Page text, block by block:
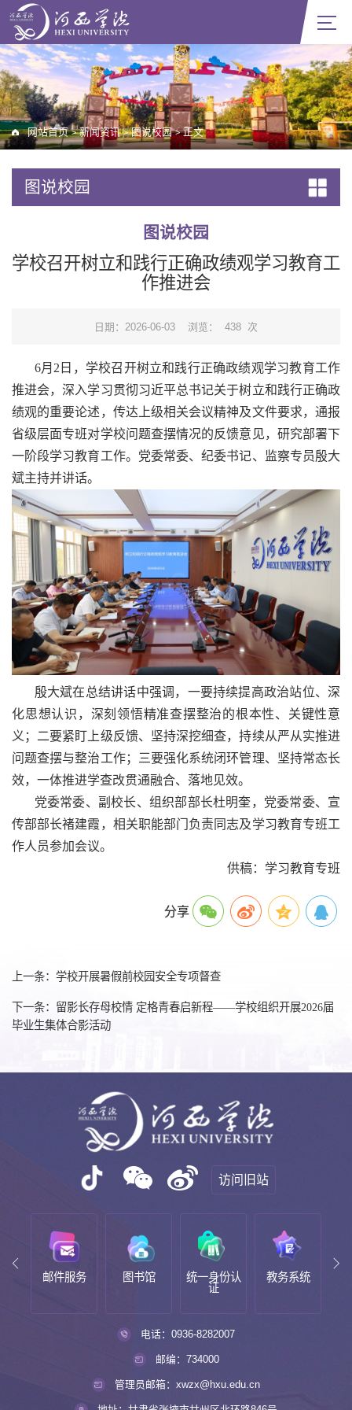
网站首页 > 新闻资讯 > 图说校园 > 正文
图说校园
图说校园
学校召开树立和践行正确政绩观学习教育工
作推进会
日期：2026-06-03 浏览： 438 次
6月2日，学校召开树立和践行正确政绩观学习教育工作
推进会，深入学习贯彻习近平总书记关于树立和践行正确政
绩观的重要论述，传达上级相关会议精神及文件要求，通报
省级层面专班对学校问题查摆情况的反馈意见，研究部署下
一阶段学习教育工作。党委常委、纪委书记、监察专员殷大
斌主持并讲话。
殷大斌在总结讲话中强调，一要持续提高政治站位、深
化思想认识，深刻领悟精准查摆整治的根本性、关键性意
义；二要紧盯上级反馈、坚持深挖细查，持续从严从实推进
问题查摆与整治工作；三要强化系统闭环管理、坚持常态长
效，一体推进学查改贯通融合、落地见效。
党委常委、副校长、组织部部长杜明奎，党委常委、宣
传部部长褚建霞，相关职能部门负责同志及学习教育专班工
作人员参加会议。
供稿：学习教育专班
分享
上一条：学校开展暑假前校园安全专项督查
下一条：留影长存母校情 定格青春启新程——学校组织开展2026届
毕业生集体合影活动
访问旧站
邮件服务 图书馆
统一身份认
证
教务系统
电话：0936-8282007
邮编：734000
管理员邮箱：xwzx@hxu.edu.cn